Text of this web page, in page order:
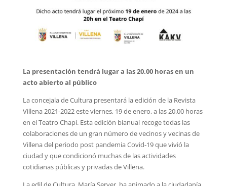
La presentación tendrá lugar a las 20.00 horas en un
acto abierto al público
La concejala de Cultura presentará la edición de la Revista
Villena 2021-2022 este viernes, 19 de enero, a las 20.00 horas
en el Teatro Chapí. Esta edición bianual recoge todas las
colaboraciones de un gran número de vecinos y vecinas de
Villena del periodo post pandemia Covid-19 que vivió la
ciudad y que condicionó muchas de las actividades
cotidianas públicas y privadas de Villena.